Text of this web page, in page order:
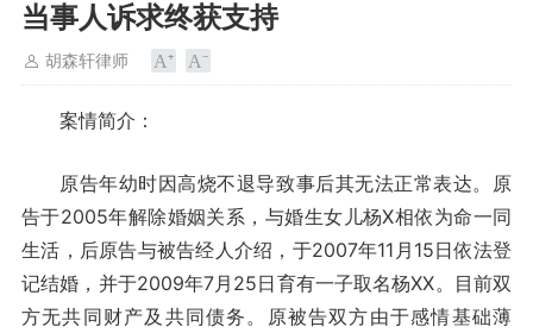
当事人诉求终获支持
胡森轩律师
案情简介：
原告年幼时因高烧不退导致事后其无法正常表达。原
告于2005年解除婚姻关系，与婚生女儿杨X相依为命一同
生活，后原告与被告经人介绍，于2007年11月15日依法登
记结婚，并于2009年7月25日育有一子取名杨XX。目前双
方无共同财产及共同债务。原被告双方由于感情基础薄